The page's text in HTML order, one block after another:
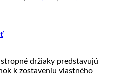
držiaky predstavujú
k zostaveniu vlastného